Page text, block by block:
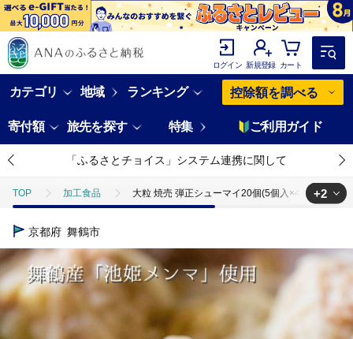
ログイン 新規登録 カート
カテゴリ 地域 ランキング 控除額を調べる
寄付額 旅先を探す 特集 ご利用ガイド
「ふるさとチョイス」システム連携に関して
TOP 加工食品 大粒 焼売 弾正シューマイ20個(5個入×4) シュウマ
TOP
TOP 加工食品 惣菜・レトルト ほかの惣菜 大粒 焼売
+2
京都府 舞鶴市